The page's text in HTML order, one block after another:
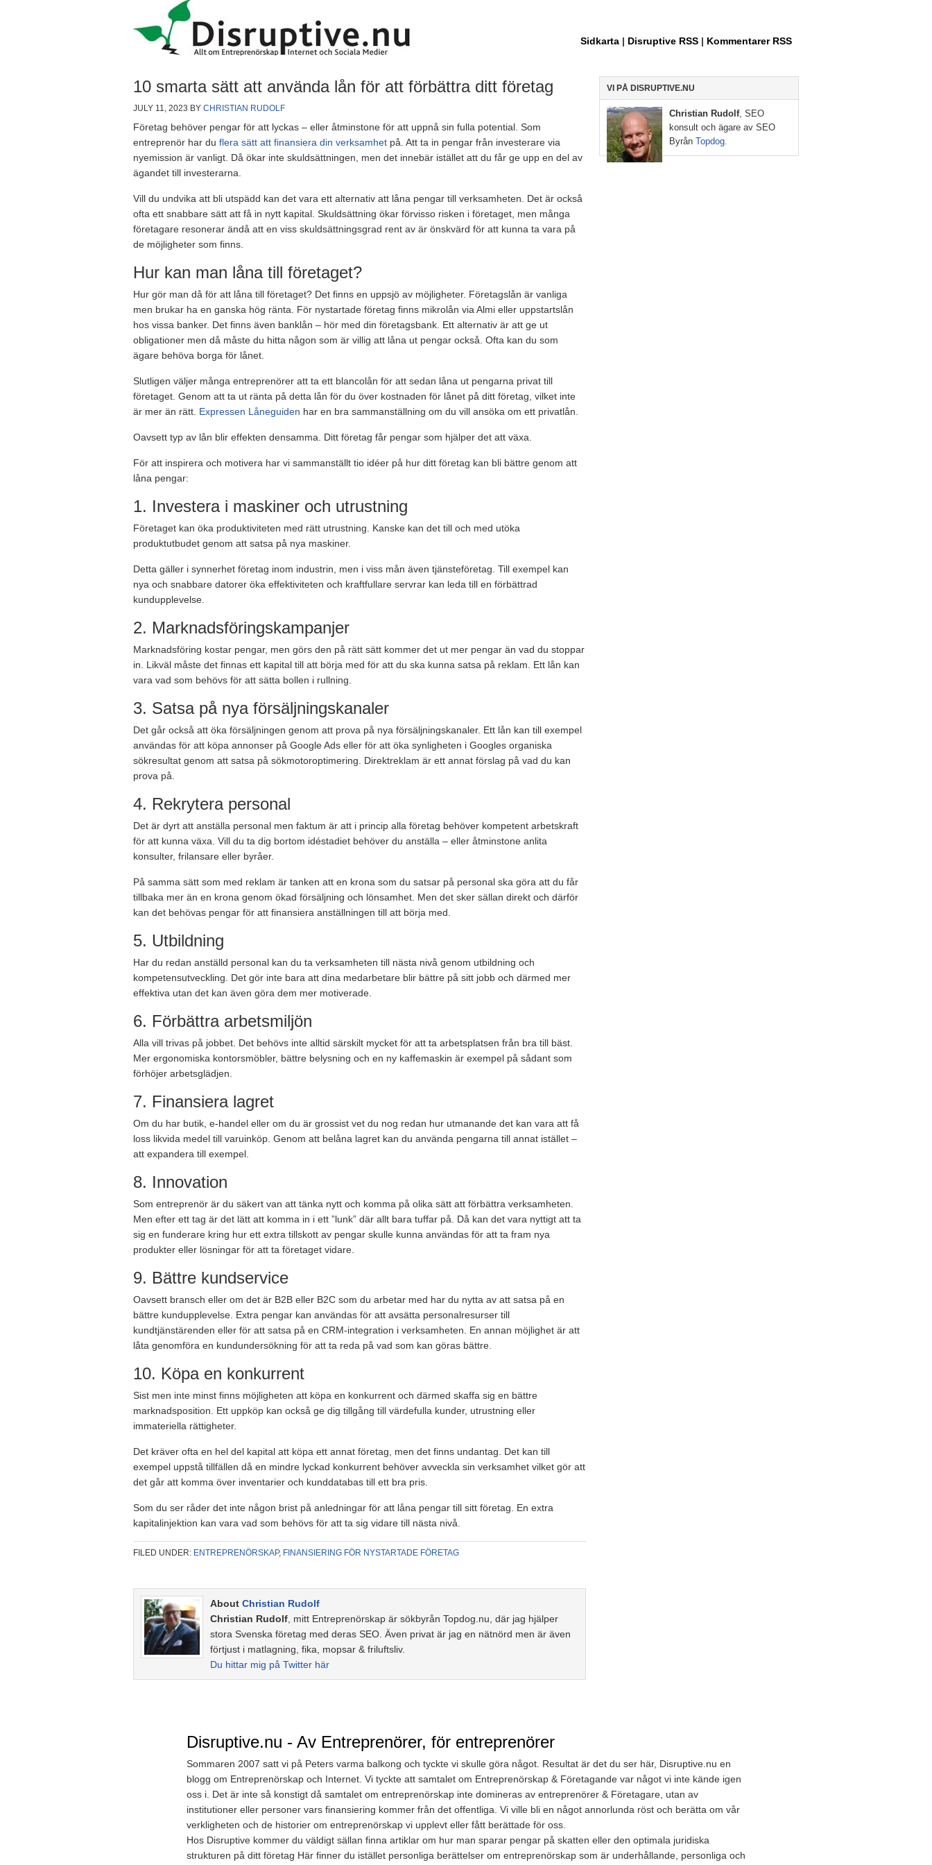
Sidkarta | Disruptive RSS | Kommentarer RSS
10 smarta sätt att använda lån för att förbättra ditt företag
JULY 11, 2023 BY CHRISTIAN RUDOLF
Företag behöver pengar för att lyckas – eller åtminstone för att uppnå sin fulla potential. Som
entreprenör har du flera sätt att finansiera din verksamhet på. Att ta in pengar från investerare via
nyemission är vanligt. Då ökar inte skuldsättningen, men det innebär istället att du får ge upp en del av
ägandet till investerarna.
Vill du undvika att bli utspädd kan det vara ett alternativ att låna pengar till verksamheten. Det är också
ofta ett snabbare sätt att få in nytt kapital. Skuldsättning ökar förvisso risken i företaget, men många
företagare resonerar ändå att en viss skuldsättningsgrad rent av är önskvärd för att kunna ta vara på
de möjligheter som finns.
Hur kan man låna till företaget?
Hur gör man då för att låna till företaget? Det finns en uppsjö av möjligheter. Företagslån är vanliga
men brukar ha en ganska hög ränta. För nystartade företag finns mikrolån via Almi eller uppstartslån
hos vissa banker. Det finns även banklån – hör med din företagsbank. Ett alternativ är att ge ut
obligationer men då måste du hitta någon som är villig att låna ut pengar också. Ofta kan du som
ägare behöva borga för lånet.
Slutligen väljer många entreprenörer att ta ett blancolån för att sedan låna ut pengarna privat till
företaget. Genom att ta ut ränta på detta lån för du över kostnaden för lånet på ditt företag, vilket inte
är mer än rätt. Expressen Låneguiden har en bra sammanställning om du vill ansöka om ett privatlån.
Oavsett typ av lån blir effekten densamma. Ditt företag får pengar som hjälper det att växa.
För att inspirera och motivera har vi sammanställt tio idéer på hur ditt företag kan bli bättre genom att
låna pengar:
1. Investera i maskiner och utrustning
Företaget kan öka produktiviteten med rätt utrustning. Kanske kan det till och med utöka
produktutbudet genom att satsa på nya maskiner.
Detta gäller i synnerhet företag inom industrin, men i viss mån även tjänsteföretag. Till exempel kan
nya och snabbare datorer öka effektiviteten och kraftfullare servrar kan leda till en förbättrad
kundupplevelse.
2. Marknadsföringskampanjer
Marknadsföring kostar pengar, men görs den på rätt sätt kommer det ut mer pengar än vad du stoppar
in. Likväl måste det finnas ett kapital till att börja med för att du ska kunna satsa på reklam. Ett lån kan
vara vad som behövs för att sätta bollen i rullning.
3. Satsa på nya försäljningskanaler
Det går också att öka försäljningen genom att prova på nya försäljningskanaler. Ett lån kan till exempel
användas för att köpa annonser på Google Ads eller för att öka synligheten i Googles organiska
sökresultat genom att satsa på sökmotoroptimering. Direktreklam är ett annat förslag på vad du kan
prova på.
4. Rekrytera personal
Det är dyrt att anställa personal men faktum är att i princip alla företag behöver kompetent arbetskraft
för att kunna växa. Vill du ta dig bortom idéstadiet behöver du anställa – eller åtminstone anlita
konsulter, frilansare eller byråer.
På samma sätt som med reklam är tanken att en krona som du satsar på personal ska göra att du får
tillbaka mer än en krona genom ökad försäljning och lönsamhet. Men det sker sällan direkt och därför
kan det behövas pengar för att finansiera anställningen till att börja med.
5. Utbildning
Har du redan anställd personal kan du ta verksamheten till nästa nivå genom utbildning och
kompetensutveckling. Det gör inte bara att dina medarbetare blir bättre på sitt jobb och därmed mer
effektiva utan det kan även göra dem mer motiverade.
6. Förbättra arbetsmiljön
Alla vill trivas på jobbet. Det behövs inte alltid särskilt mycket för att ta arbetsplatsen från bra till bäst.
Mer ergonomiska kontorsmöbler, bättre belysning och en ny kaffemaskin är exempel på sådant som
förhöjer arbetsglädjen.
7. Finansiera lagret
Om du har butik, e-handel eller om du är grossist vet du nog redan hur utmanande det kan vara att få
loss likvida medel till varuinköp. Genom att belåna lagret kan du använda pengarna till annat istället –
att expandera till exempel.
8. Innovation
Som entreprenör är du säkert van att tänka nytt och komma på olika sätt att förbättra verksamheten.
Men efter ett tag är det lätt att komma in i ett ”lunk” där allt bara tuffar på. Då kan det vara nyttigt att ta
sig en funderare kring hur ett extra tillskott av pengar skulle kunna användas för att ta fram nya
produkter eller lösningar för att ta företaget vidare.
9. Bättre kundservice
Oavsett bransch eller om det är B2B eller B2C som du arbetar med har du nytta av att satsa på en
bättre kundupplevelse. Extra pengar kan användas för att avsätta personalresurser till
kundtjänstärenden eller för att satsa på en CRM-integration i verksamheten. En annan möjlighet är att
låta genomföra en kundundersökning för att ta reda på vad som kan göras bättre.
10. Köpa en konkurrent
Sist men inte minst finns möjligheten att köpa en konkurrent och därmed skaffa sig en bättre
marknadsposition. Ett uppköp kan också ge dig tillgång till värdefulla kunder, utrustning eller
immateriella rättigheter.
Det kräver ofta en hel del kapital att köpa ett annat företag, men det finns undantag. Det kan till
exempel uppstå tillfällen då en mindre lyckad konkurrent behöver avveckla sin verksamhet vilket gör att
det går att komma över inventarier och kunddatabas till ett bra pris.
Som du ser råder det inte någon brist på anledningar för att låna pengar till sitt företag. En extra
kapitalinjektion kan vara vad som behövs för att ta sig vidare till nästa nivå.
FILED UNDER: ENTREPRENÖRSKAP, FINANSIERING FÖR NYSTARTADE FÖRETAG
About Christian Rudolf
Christian Rudolf , mitt Entreprenörskap är sökbyrån Topdog.nu, där jag hjälper
stora Svenska företag med deras SEO. Även privat är jag en nätnörd men är även
förtjust i matlagning, fika, mopsar & friluftsliv.
Du hittar mig på Twitter här
VI PÅ DISRUPTIVE.NU
Christian Rudolf, SEO
konsult och ägare av SEO
Byrån Topdog.
Disruptive.nu - Av Entreprenörer, för entreprenörer
Sommaren 2007 satt vi på Peters varma balkong och tyckte vi skulle göra något. Resultat är det du ser här, Disruptive.nu en
blogg om Entreprenörskap och Internet. Vi tyckte att samtalet om Entreprenörskap & Företagande var något vi inte kände igen
oss i. Det är inte så konstigt då samtalet om entreprenörskap inte domineras av entreprenörer & Företagare, utan av
institutioner eller personer vars finansiering kommer från det offentliga. Vi ville bli en något annorlunda röst och berätta om vår
verkligheten och de historier om entreprenörskap vi upplevt eller fått berättade för oss.
Hos Disruptive kommer du väldigt sällan finna artiklar om hur man sparar pengar på skatten eller den optimala juridiska
strukturen på ditt företag Här finner du istället personliga berättelser om entreprenörskap som är underhållande, personliga och